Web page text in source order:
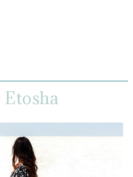
Etosha